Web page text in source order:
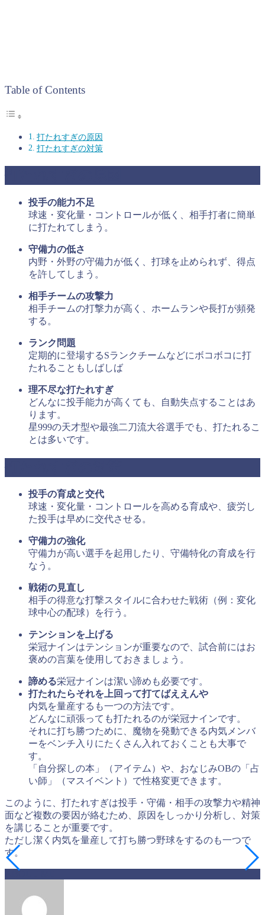
Table of Contents
打たれすぎの原因
打たれすぎの対策
投手の能力不足
球速・変化量・コントロールが低く、相手打者に簡単
に打たれてしまう。​
守備力の低さ
内野・外野の守備力が低く、打球を止められず、得点
を許してしまう。​
相手チームの攻撃力
相手チームの打撃力が高く、ホームランや長打が頻発
する。​
ランク問題
定期的に登場するSランクチームなどにボコボコに打
たれることもしばしば
理不尽な打たれすぎ
どんなに投手能力が高くても、自動失点することはあ
ります。
星999の天才型や最強二刀流大谷選手でも、打たれるこ
とは多いです。
投手の育成と交代
球速・変化量・コントロールを高める育成や、疲労し
た投手は早めに交代させる。​
守備力の強化
守備力が高い選手を起用したり、守備特化の育成を行
なう。​
戦術の見直し
相手の得意な打撃スタイルに合わせた戦術（例：変化
球中心の配球）を行う。​
テンションを上げる
栄冠ナインはテンションが重要なので、試合前にはお
褒めの言葉を使用しておきましょう。​
諦める栄冠ナインは潔い諦めも必要です。
打たれたらそれを上回って打てばええんや
内気を量産するも一つの方法です。
どんなに頑張っても打たれるのが栄冠ナインです。
それに打ち勝つために、魔物を発動できる内気メンバ
ーをベンチ入りにたくさん入れておくことも大事で
す。
「自分探しの本」（アイテム）や、おなじみOBの「占
い師」（マスイベント）で性格変更できます。
このように、打たれすぎは投手・守備・相手の攻撃力や精神
面など複数の要因が絡むため、原因をしっかり分析し、対策
を講じることが重要です。
ただし潔く内気を量産して打ち勝つ野球をするのも一つで
す。
ABOUT ME